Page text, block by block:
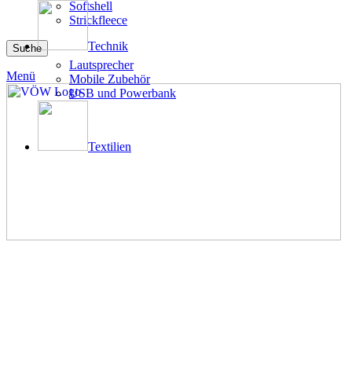
Softshell
Strickfleece
Suche
Menü
Technik
Lautsprecher
Mobile Zubehör
USB und Powerbank
Textilien